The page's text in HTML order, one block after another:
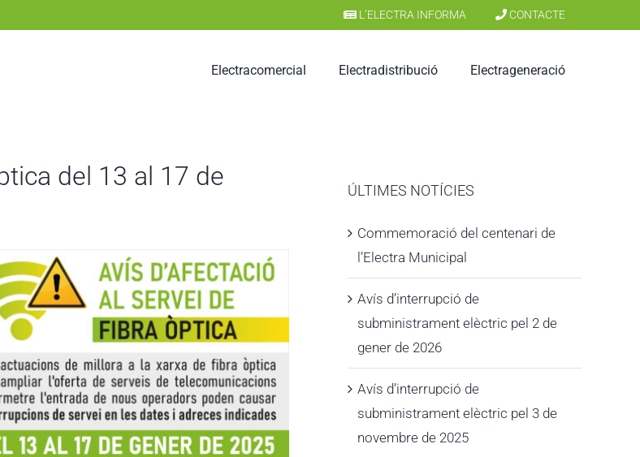
L’ELECTRA INFORMA CONTACTE
Electracomercial Electradistribució Electrageneració
del 13 al 17 de
ÚLTIMES NOTÍCIES
Commemoració del centenari de
l’Electra Municipal
Avís d’interrupció de
subministrament elèctric pel 2 de
gener de 2026
Avís d’interrupció de
subministrament elèctric pel 3 de
novembre de 2025